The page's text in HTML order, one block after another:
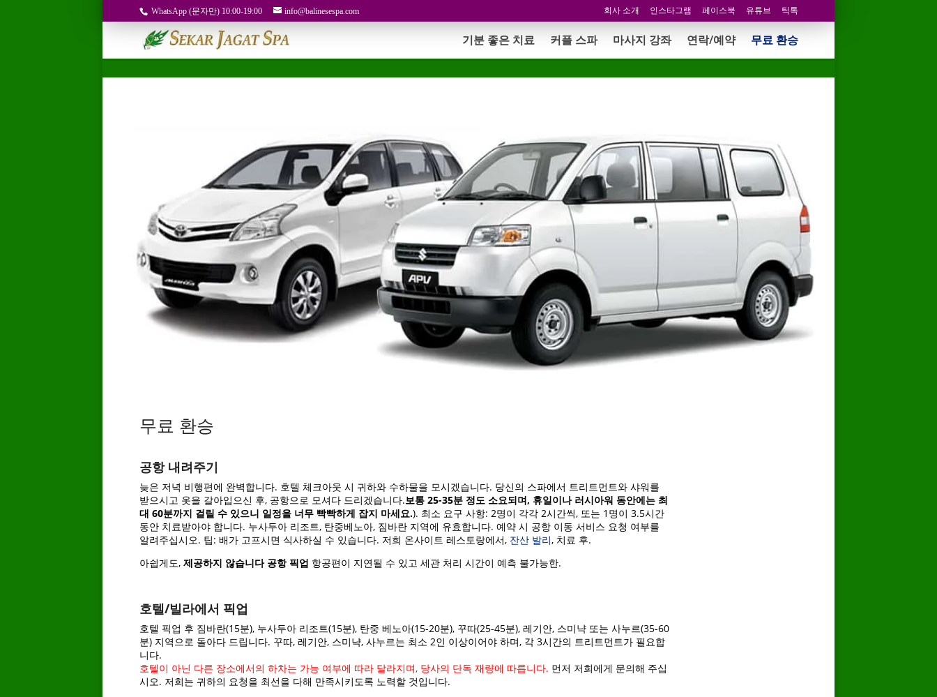
WhatsApp (문자만) 10:00-19:00 info@balinesespa.com 회사 소개 인스타그램 페이스북 유튜브 틱톡
기분 좋은 치료 커플 스파 마사지 강좌 연락/예약 무료 환승
무료 환승
공항 내려주기
늦은 저녁 비행편에 완벽합니다. 호텔 체크아웃 시 귀하와 수하물을 모시겠습니다. 당신의 스파에서 트리트먼트와 샤워를
받으시고 옷을 갈아입으신 후, 공항으로 모셔다 드리겠습니다.보통 25-35분 정도 소요되며, 휴일이나 러시아워 동안에는 최
대 60분까지 걸릴 수 있으니 일정을 너무 빡빡하게 잡지 마세요.). 최소 요구 사항: 2명이 각각 2시간씩, 또는 1명이 3.5시간
동안 치료받아야 합니다. 누사두아 리조트, 탄중베노아, 짐바란 지역에 유효합니다. 예약 시 공항 이동 서비스 요청 여부를
알려주십시오. 팁: 배가 고프시면 식사하실 수 있습니다. 저희 온사이트 레스토랑에서, 잔산 발리, 치료 후.
아쉽게도, 제공하지 않습니다 공항 픽업 항공편이 지연될 수 있고 세관 처리 시간이 예측 불가능한.
호텔/빌라에서 픽업
호텔 픽업 후 짐바란(15분), 누사두아 리조트(15분), 탄중 베노아(15-20분), 꾸따(25-45분), 레기안, 스미냑 또는 사누르(35-60
분) 지역으로 돌아다 드립니다. 꾸따, 레기안, 스미냑, 사누르는 최소 2인 이상이어야 하며, 각 3시간의 트리트먼트가 필요합
니다.
호텔이 아닌 다른 장소에서의 하차는 가능 여부에 따라 달라지며, 당사의 단독 재량에 따릅니다. 먼저 저희에게 문의해 주십
시오. 저희는 귀하의 요청을 최선을 다해 만족시키도록 노력할 것입니다.